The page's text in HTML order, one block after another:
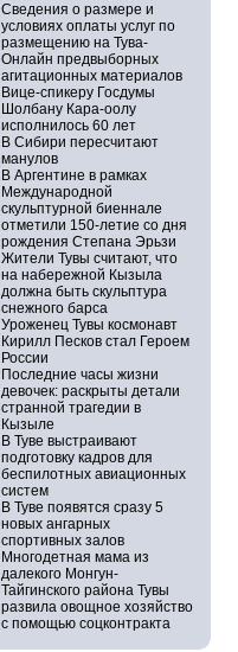
Сведения о размере и
условиях оплаты услуг по
размещению на Тува-
Онлайн предвыборных
агитационных материалов
Вице-спикеру Госдумы
Шолбану Кара-оолу
исполнилось 60 лет
В Сибири пересчитают
манулов
В Аргентине в рамках
Международной
скульптурной биеннале
отметили 150-летие со дня
рождения Степана Эрьзи
Жители Тувы считают, что
на набережной Кызыла
должна быть скульптура
снежного барса
Уроженец Тувы космонавт
Кирилл Песков стал Героем
России
Последние часы жизни
девочек: раскрыты детали
странной трагедии в
Кызыле
В Туве выстраивают
подготовку кадров для
беспилотных авиационных
систем
В Туве появятся сразу 5
новых ангарных
спортивных залов
Многодетная мама из
далекого Монгун-
Тайгинского района Тувы
развила овощное хозяйство
с помощью соцконтракта